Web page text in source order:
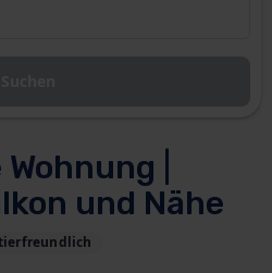
|
und Nähe